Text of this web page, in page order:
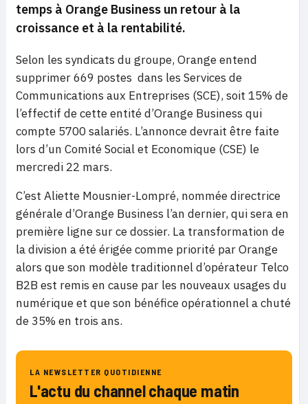
temps à Orange Business un retour à la
croissance et à la rentabilité.
Selon les syndicats du groupe, Orange entend
supprimer 669 postes dans les Services de
Communications aux Entreprises (SCE), soit 15% de
l’effectif de cette entité d’Orange Business qui
compte 5700 salariés. L’annonce devrait être faite
lors d’un Comité Social et Economique (CSE) le
mercredi 22 mars.
C’est Aliette Mousnier-Lompré, nommée directrice
générale d’Orange Business l’an dernier, qui sera en
première ligne sur ce dossier. La transformation de
la division a été érigée comme priorité par Orange
alors que son modèle traditionnel d’opérateur Telco
B2B est remis en cause par les nouveaux usages du
numérique et que son bénéfice opérationnel a chuté
de 35% en trois ans.
LA NEWSLETTER QUOTIDIENNE
L'actu du channel chaque matin